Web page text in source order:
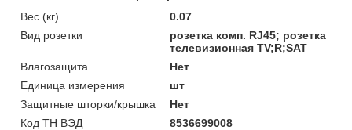
Вес (кг)
0.07
Вид розетки
розетка комп. RJ45; розетка
телевизионная TV;R;SAT
Влагозащита
Нет
Единица измерения
шт
Защитные шторки/крышка
Нет
Код ТН ВЭД
8536699008